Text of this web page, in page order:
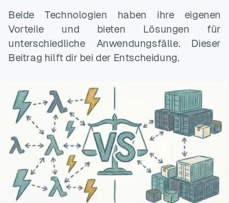
Beide Technologien haben ihre eigenen
Vorteile und bieten Lösungen für
unterschiedliche Anwendungsfälle. Dieser
Beitrag hilft dir bei der Entscheidung.